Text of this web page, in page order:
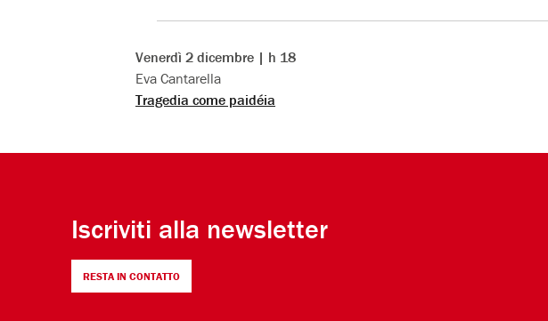
Venerdì 2 dicembre | h 18
Eva Cantarella
Tragedia come paidéia
Iscriviti alla newsletter
RESTA IN CONTATTO